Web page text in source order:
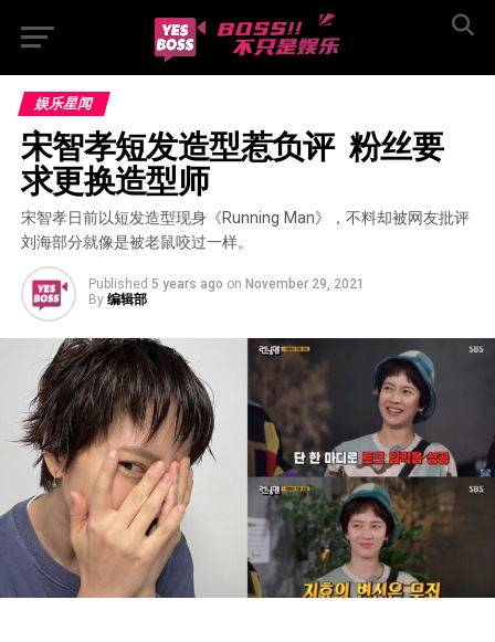
娱乐星闻
宋智孝短发造型惹负评  粉丝要
求更换造型师
宋智孝日前以短发造型现身《Running Man》，不料却被网友批评
刘海部分就像是被老鼠咬过一样。
Published 5 years ago on November 29, 2021
By 编辑部